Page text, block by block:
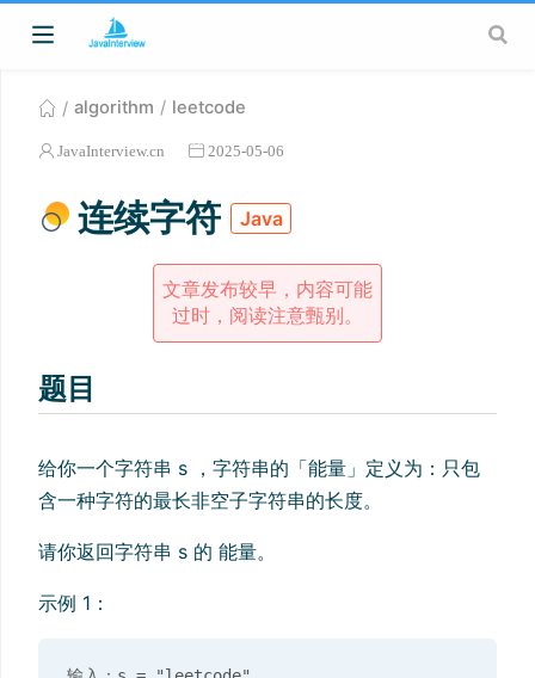
algorithm leetcode
JavaInterview.cn 2025-05-06
连续字符 Java
文章发布较早，内容可能
过时，阅读注意甄别。
题目
给你一个字符串 s ，字符串的「能量」定义为：只包
含一种字符的最长非空子字符串的长度。
请你返回字符串 s 的 能量。
示例 1：